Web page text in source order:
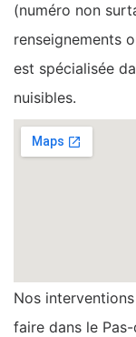
(numéro non
renseignements
est spécialisée
nuisibles.
Nos
faire dans le